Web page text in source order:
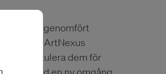
året genomfört
fick ArtNexus
och gratulera dem för